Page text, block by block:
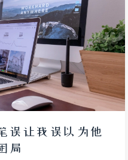
误让我误以为他
局